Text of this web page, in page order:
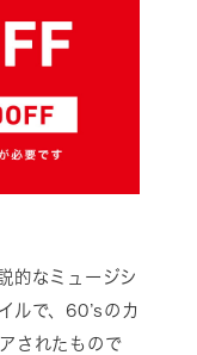
的なミュージシ
ルで、60’sのカ
されたもので